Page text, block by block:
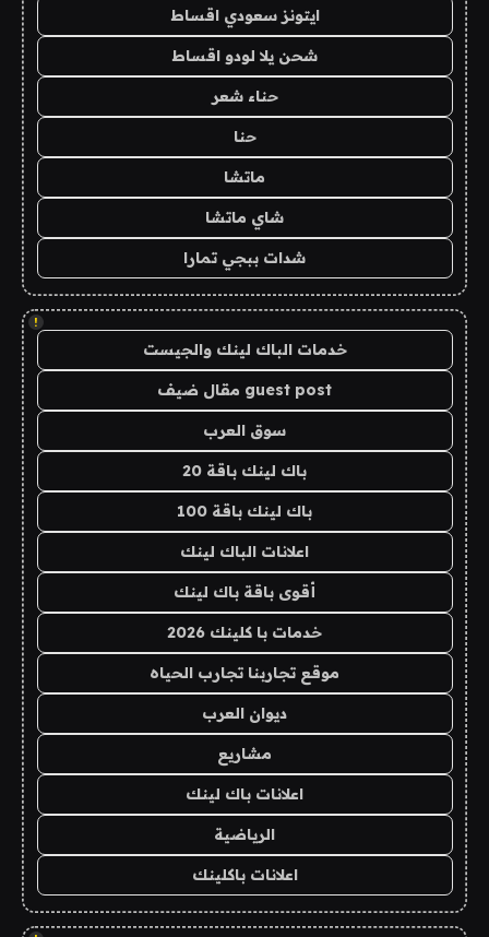
ايتونز سعودي اقساط
شحن يلا لودو اقساط
حناء شعر
حنا
ماتشا
شاي ماتشا
شدات ببجي تمارا
!
خدمات الباك لينك والجيست
guest post مقال ضيف
سوق العرب
باك لينك باقة 20
باك لينك باقة 100
اعلانات الباك لينك
أقوى باقة باك لينك
خدمات با كلينك 2026
موقع تجاربنا تجارب الحياه
ديوان العرب
مشاريع
اعلانات باك لينك
الرياضية
اعلانات باكلينك